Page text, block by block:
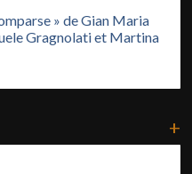
» de Gian Maria
Gragnolati et Martina
+